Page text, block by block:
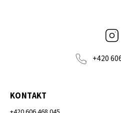
+420
KONTAKT